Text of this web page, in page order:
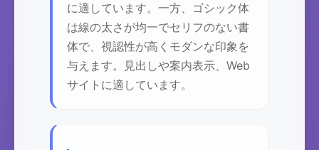
に適しています。一方、ゴシック体
は線の太さが均一でセリフのない書
体で、視認性が高くモダンな印象を
与えます。見出しや案内表示、Web
サイトに適しています。